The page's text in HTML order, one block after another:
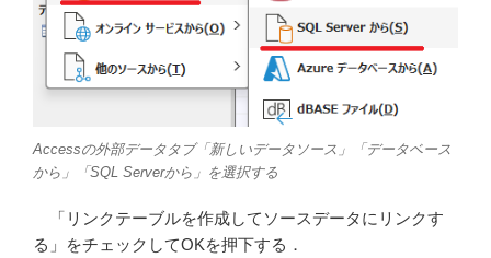
Accessの外部データタブ「新しいデータソース」「データベース
から」「SQL Serverから」を選択する
「リンクテーブルを作成してソースデータにリンクす
る」をチェックしてOKを押下する．